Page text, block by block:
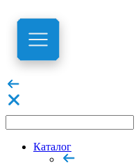
Каталог